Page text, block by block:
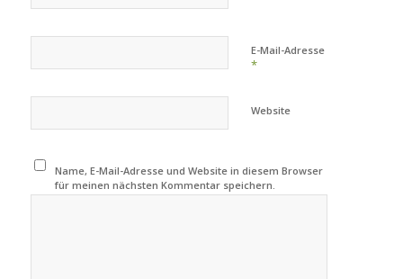
E-Mail-Adresse
*
Website
Name, E-Mail-Adresse und Website in diesem Browser
für meinen nächsten Kommentar speichern.